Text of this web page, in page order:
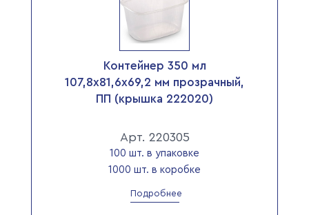
Контейнер 350 мл
107,8х81,6х69,2 мм прозрачный,
ПП (крышка 222020)
Арт. 220305
100 шт. в упаковке
1000 шт. в коробке
Подробнее